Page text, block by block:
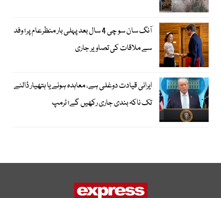
آنگ سان سو چی 4 سال بعد پہلی بار منظرعام پر؛ وفد
سے ملاقات کی تصاویر جاری
ایرانی قیادت دوغلی ہے، معاہدہ ہونے یا ہتھیار ڈالنے
تک ناکہ بندی جاری رکھیں گے؛ ٹرمپ